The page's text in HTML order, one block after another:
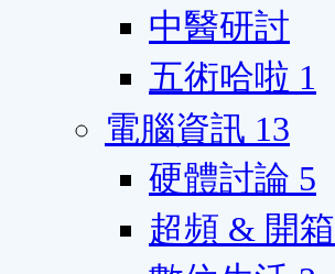
中醫研討
五術哈啦 1
電腦資訊 13
硬體討論 5
超頻 & 開箱